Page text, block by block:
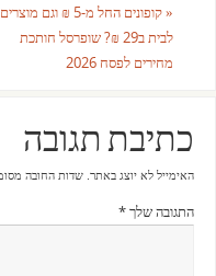
«
קופונים החל מ-5 ₪ וגם מוצרים
לבית ב29 ₪? שופרסל חותכת
מחירים לפסח 2026
כתיבת תגובה
האימייל לא יוצג באתר. שדות החובה
התגובה שלך*